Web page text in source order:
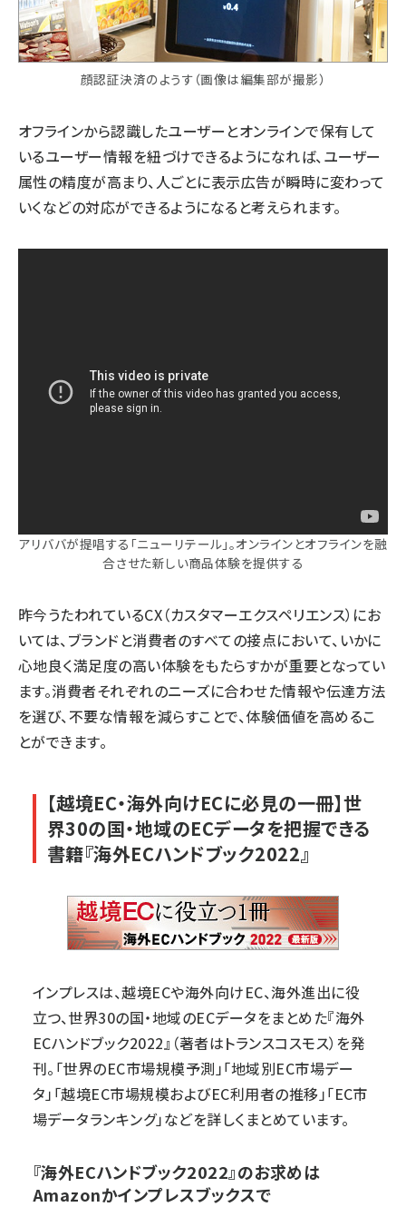
顔認証決済のようす（画像は編集部が撮影）
オフラインから認識したユーザーとオンラインで保有して
いるユーザー情報を紐づけできるようになれば、ユーザー
属性の精度が高まり、人ごとに表示広告が瞬時に変わって
いくなどの対応ができるようになると考えられます。
アリババが提唱する「ニューリテール」。オンラインとオフラインを融
合させた新しい商品体験を提供する
昨今うたわれているCX（カスタマーエクスペリエンス）にお
いては、ブランドと消費者のすべての接点において、いかに
心地良く満足度の高い体験をもたらすかが重要となってい
ます。消費者それぞれのニーズに合わせた情報や伝達方法
を選び、不要な情報を減らすことで、体験価値を高めるこ
とができます。
【越境EC・海外向けECに必見の一冊】世
界30の国・地域のECデータを把握できる
書籍『海外ECハンドブック2022』
インプレスは、越境ECや海外向けEC、海外進出に役
立つ、世界30の国・地域のECデータをまとめた『海外
ECハンドブック2022 』（著者はトランスコスモス）を発
刊。「世界のEC市場規模予測」「地域別EC市場デー
タ」「越境EC市場規模およびEC利用者の推移」「EC市
場データランキング」などを詳しくまとめています。
『海外ECハンドブック2022』のお求めは
Amazonかインプレスブックスで